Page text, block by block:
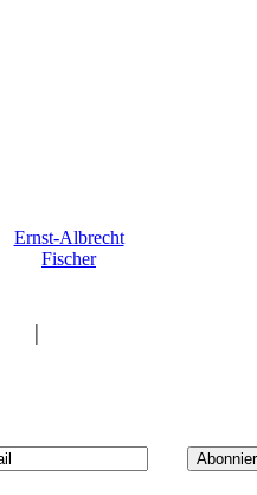
Ernst-Albrecht
Fischer
|